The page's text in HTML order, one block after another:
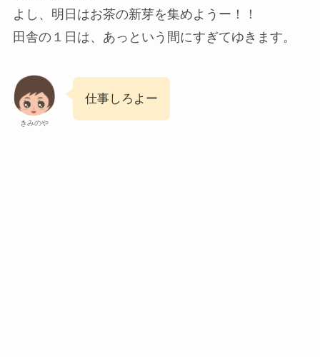
よし、明日はお茶の新芽を集めようー！！
田舎の１日は、あっという間にすぎてゆきます。
きみのや
仕事しろよー